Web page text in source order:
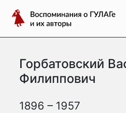
содержимому
Воспоминания
о
ГУЛАГе
их
авторы
Горбатовский
Филиппович
1896 – 1957